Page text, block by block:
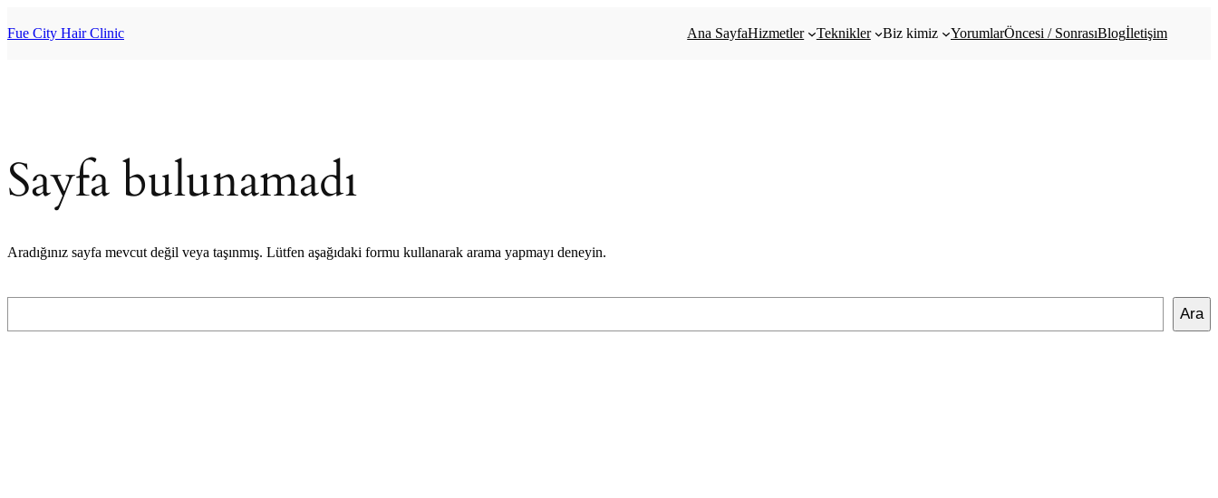
geç
Fue City Hair Clinic Ana SayfaHizmetler Teknikler Biz kimiz YorumlarÖncesi / SonrasıBlogİletişim
Sayfa bulunamadı
Aradığınız sayfa mevcut değil veya taşınmış. Lütfen aşağıdaki formu kullanarak arama yapmayı deneyin.
Ara